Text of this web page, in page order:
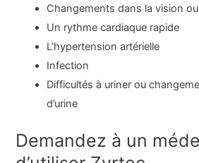
Changements dans la vision ou
Un rythme cardiaque rapide
L’hypertension artérielle
Infection
Difficultés à uriner ou
d’urine
Demandez à un